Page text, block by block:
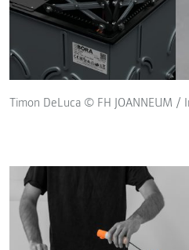
Timon DeLuca © FH JOANNEUM /